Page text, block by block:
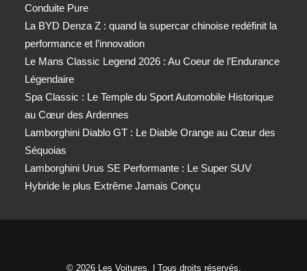
Conduite Pure
La BYD Denza Z : quand la supercar chinoise redéfinit la
performance et l’innovation
Le Mans Classic Legend 2026 : Au Coeur de l’Endurance
Légendaire
Spa Classic : Le Temple du Sport Automobile Historique
au Cœur des Ardennes
Lamborghini Diablo GT : Le Diable Orange au Cœur des
Séquoias
Lamborghini Urus SE Performante : Le Super SUV
Hybride le plus Extrême Jamais Conçu
© 2026 Les Voitures. | Tous droits réservés.